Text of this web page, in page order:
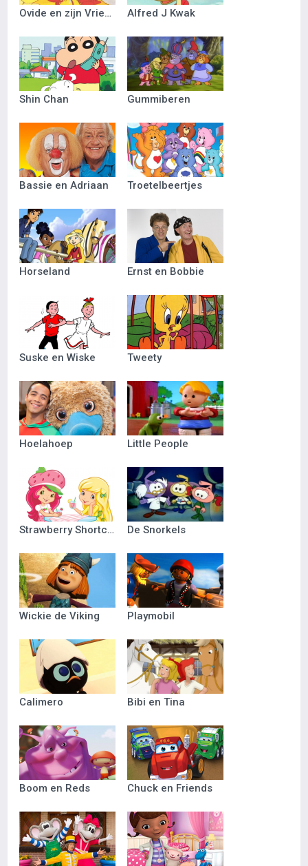
Ovide en zijn Vriendjes Alfred J Kwak
Shin Chan Gummiberen
Bassie en Adriaan Troetelbeertjes
Horseland Ernst en Bobbie
Suske en Wiske Tweety
Hoelahoep Little People
Strawberry Shortcake De Snorkels
Wickie de Viking Playmobil
Calimero Bibi en Tina
Boom en Reds Chuck en Friends